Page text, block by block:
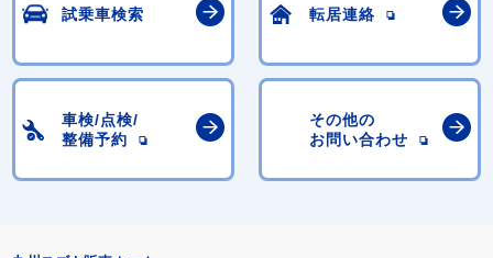
試乗車検索 転居連絡
車検/点検/
整備予約
その他の
お問い合わせ